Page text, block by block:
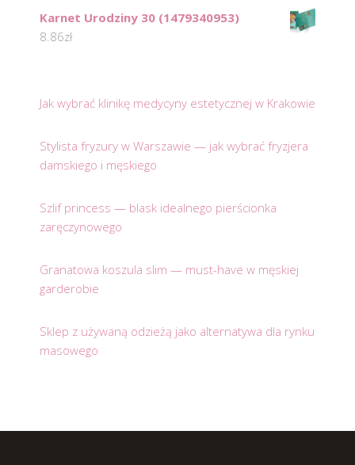
Karnet Urodziny 30 (1479340953)
8.86zł
Jak wybrać klinikę medycyny estetycznej w Krakowie
Stylista fryzury w Warszawie — jak wybrać fryzjera
damskiego i męskiego
Szlif princess — blask idealnego pierścionka
zaręczynowego
Granatowa koszula slim — must-have w męskiej
garderobie
Sklep z używaną odzieżą jako alternatywa dla rynku
masowego